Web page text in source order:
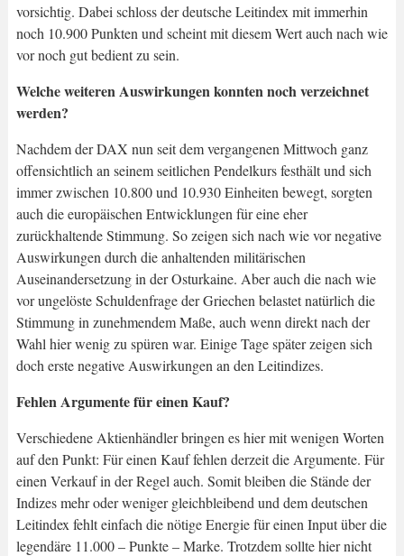
vorsichtig. Dabei schloss der deutsche Leitindex mit immerhin
noch 10.900 Punkten und scheint mit diesem Wert auch nach wie
vor noch gut bedient zu sein.
Welche weiteren Auswirkungen konnten noch verzeichnet
werden?
Nachdem der DAX nun seit dem vergangenen Mittwoch ganz
offensichtlich an seinem seitlichen Pendelkurs festhält und sich
immer zwischen 10.800 und 10.930 Einheiten bewegt, sorgten
auch die europäischen Entwicklungen für eine eher
zurückhaltende Stimmung. So zeigen sich nach wie vor negative
Auswirkungen durch die anhaltenden militärischen
Auseinandersetzung in der Osturkaine. Aber auch die nach wie
vor ungelöste Schuldenfrage der Griechen belastet natürlich die
Stimmung in zunehmendem Maße, auch wenn direkt nach der
Wahl hier wenig zu spüren war. Einige Tage später zeigen sich
doch erste negative Auswirkungen an den Leitindizes.
Fehlen Argumente für einen Kauf?
Verschiedene Aktienhändler bringen es hier mit wenigen Worten
auf den Punkt: Für einen Kauf fehlen derzeit die Argumente. Für
einen Verkauf in der Regel auch. Somit bleiben die Stände der
Indizes mehr oder weniger gleichbleibend und dem deutschen
Leitindex fehlt einfach die nötige Energie für einen Input über die
legendäre 11.000 – Punkte – Marke. Trotzdem sollte hier nicht